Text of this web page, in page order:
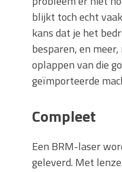
blijkt toch echt
kans dat je het
besparen, en
oplappen van die
geïmporteerde
Compleet
Een BRM-laser
geleverd. Met